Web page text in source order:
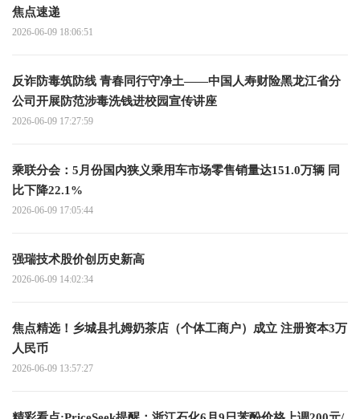
焦点速递
2026-06-09 18:06:51
反诈防毒筑防线 青春同行守净土——中国人寿财险黑龙江省分
公司开展防范涉毒洗钱进校园宣传讲座
2026-06-09 17:27:59
乘联分会：5月份国内狭义乘用车市场零售销量达151.0万辆 同
比下降22.1%
2026-06-09 17:05:44
强瑞技术股价创历史新高
2026-06-09 14:02:34
焦点精选！乡城县扎姆奶茶店（个体工商户）成立 注册资本3万
人民币
2026-06-09 13:57:27